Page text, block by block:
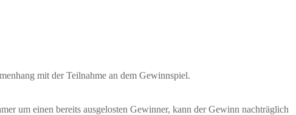
mit der Teilnahme an dem Gewinnspiel.
um einen bereits ausgelosten Gewinner, kann der Gewinn nachträglich